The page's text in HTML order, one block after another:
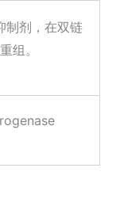
制剂，在双链
组。